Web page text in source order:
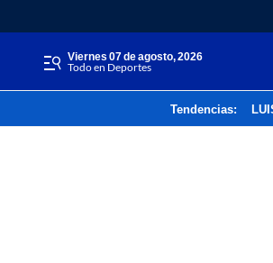
viernes 07 de agosto, 2026
Todo en Deportes
Tendencias: